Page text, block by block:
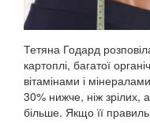
Тетяна Годард
картоплі, багатої
вітамінами і
30% нижче, ніж зрілих,
більше. Якщо її